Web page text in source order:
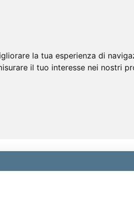
la tua esperienza di
il tuo interesse nei nostri